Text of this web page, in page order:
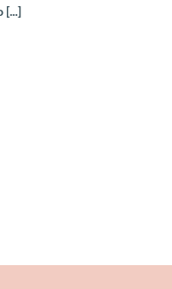
[...]